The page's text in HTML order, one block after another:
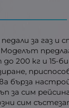
за газ
200 кг и
бърза
за сим
сим